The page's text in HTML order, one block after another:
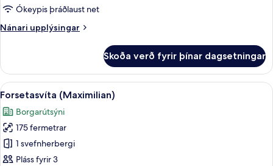
Ókeypis þráðlaust net
Nánari upplýsingar
Nánari
(Theresien)
Skoða verð fyrir þínar dagsetningar
Skoða
allar
myndir
fyrir
Forsetasvíta
(Maximilian)
Forsetasvíta (Maximilian) | Stofa |
11
Forsetasvíta (Maximilian)
Borgarútsýni
175 fermetrar
1 svefnherbergi
Pláss fyrir 3